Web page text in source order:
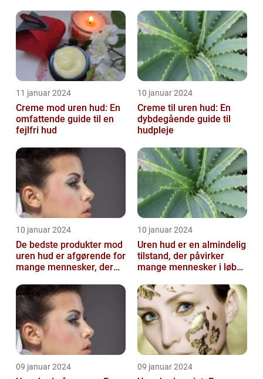
11 januar 2024
Creme mod uren hud: En
omfattende guide til en
fejlfri hud
10 januar 2024
Creme til uren hud: En
dybdegående guide til
hudpleje
10 januar 2024
De bedste produkter mod
uren hud er afgørende for
mange mennesker, der
almindelige hu...
10 januar 2024
Uren hud er en almindelig
tilstand, der påvirker
mange mennesker i løbet
09 januar 2024 09 januar 2024